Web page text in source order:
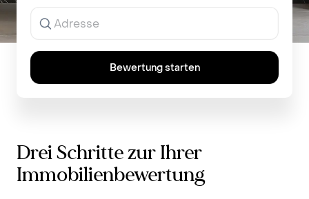
werden
der
Eingabe
angezeigt.
Bewertung starten
Drei Schritte zur Ihrer
Immobilienbewertung